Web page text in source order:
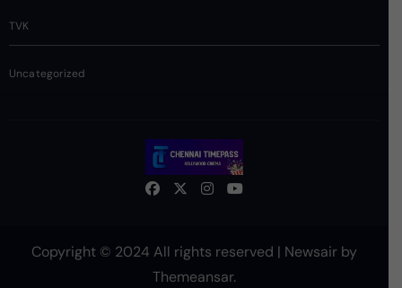
TVK
Uncategorized
Copyright © 2024 All rights reserved | Newsair by
Themeansar.